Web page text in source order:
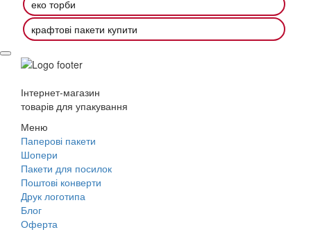
еко торби
крафтові пакети купити
Інтернет-магазин
товарів для упакування
Меню
Паперові пакети
Шопери
Пакети для посилок
Поштові конверти
Друк логотипа
Блог
Оферта